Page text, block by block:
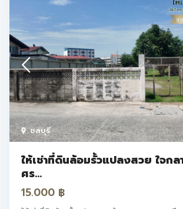
ชลบุรี
ให้เช่าที่ดินล้อมรั้วแปลงสวย ใจกล
ศร...
15.000 ฿